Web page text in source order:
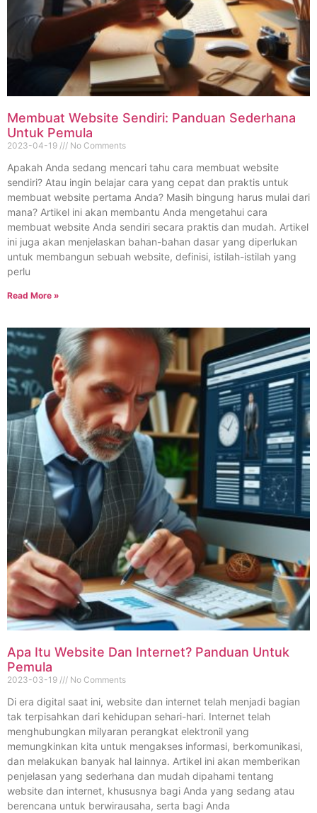
Membuat Website Sendiri: Panduan Sederhana
Untuk Pemula
2023-04-19 No Comments
Apakah Anda sedang mencari tahu cara membuat website
sendiri? Atau ingin belajar cara yang cepat dan praktis untuk
membuat website pertama Anda? Masih bingung harus mulai dari
mana? Artikel ini akan membantu Anda mengetahui cara
membuat website Anda sendiri secara praktis dan mudah. Artikel
ini juga akan menjelaskan bahan-bahan dasar yang diperlukan
untuk membangun sebuah website, definisi, istilah-istilah yang
perlu
Read More »
Apa Itu Website Dan Internet? Panduan Untuk
Pemula
2023-03-19 No Comments
Di era digital saat ini, website dan internet telah menjadi bagian
tak terpisahkan dari kehidupan sehari-hari. Internet telah
menghubungkan milyaran perangkat elektronil yang
memungkinkan kita untuk mengakses informasi, berkomunikasi,
dan melakukan banyak hal lainnya. Artikel ini akan memberikan
penjelasan yang sederhana dan mudah dipahami tentang
website dan internet, khususnya bagi Anda yang sedang atau
berencana untuk berwirausaha, serta bagi Anda